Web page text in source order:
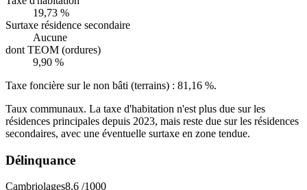
19,73 %
Surtaxe résidence secondaire
Aucune
dont TEOM (ordures)
9,90 %
Taxe foncière sur le non bâti (terrains) : 81,16 %.
Taux communaux. La taxe d'habitation n'est plus due sur les
résidences principales depuis 2023, mais reste due sur les résidences
secondaires, avec une éventuelle surtaxe en zone tendue.
Délinquance
Cambriolages8,6 /1000